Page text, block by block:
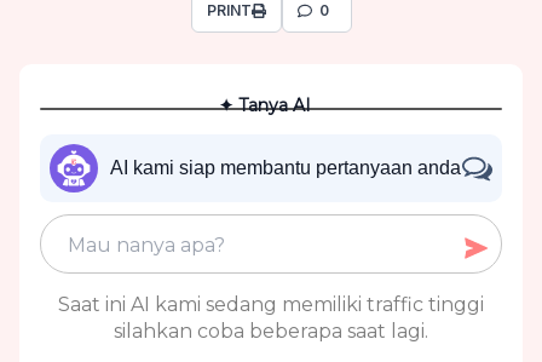
PRINT 0
✦ Tanya AI
AI kami siap membantu pertanyaan anda
Saat ini AI kami sedang memiliki traffic tinggi
silahkan coba beberapa saat lagi.